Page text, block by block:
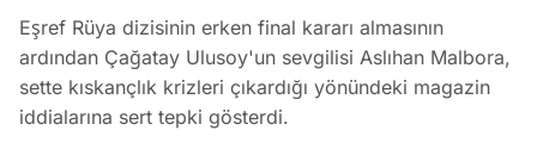
Eşref Rüya dizisinin erken final kararı almasının
ardından Çağatay Ulusoy'un sevgilisi Aslıhan Malbora,
sette kıskançlık krizleri çıkardığı yönündeki magazin
iddialarına sert tepki gösterdi.